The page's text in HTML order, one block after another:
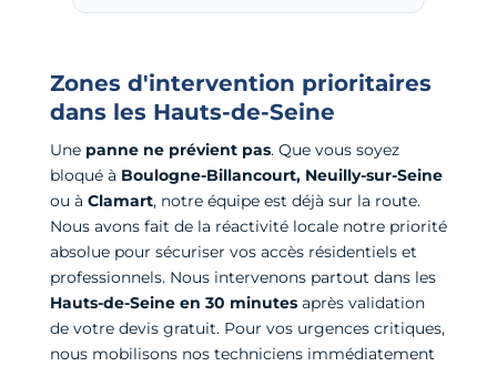
Zones d'intervention prioritaires
dans les Hauts-de-Seine
Une panne ne prévient pas. Que vous soyez
bloqué à Boulogne-Billancourt, Neuilly-sur-Seine
ou à Clamart, notre équipe est déjà sur la route.
Nous avons fait de la réactivité locale notre priorité
absolue pour sécuriser vos accès résidentiels et
professionnels. Nous intervenons partout dans les
Hauts-de-Seine en 30 minutesaprès validation
de votre devis gratuit. Pour vos urgences critiques,
nous mobilisons nos techniciens immédiatement